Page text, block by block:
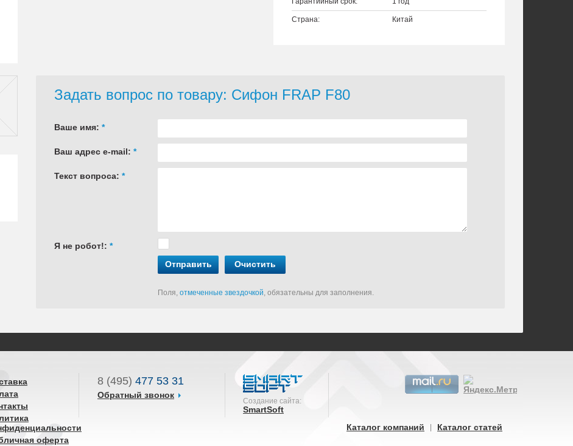
Страна: Китай
Задать вопрос по товару: Сифон FRAP F80
Ваше имя: *
Ваш адрес e-mail: *
Текст вопроса: *
Я не робот!: *
Отправить
Очистить
Поля, отмеченные звездочкой, обязательны для заполнения.
оферта
8 (495) 477 53 31
Обратный звонок
Создание сайта:
SmartSoft
Каталог компаний
Каталог статей